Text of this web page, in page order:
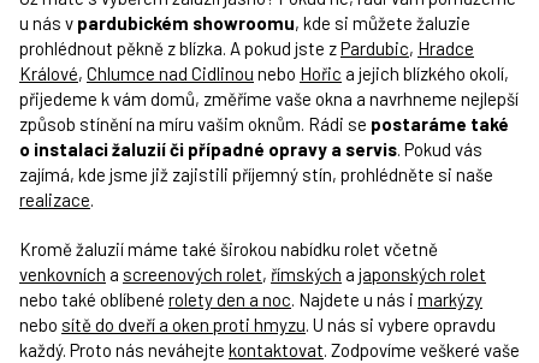
u nás v pardubickém showroomu, kde si můžete žaluzie
prohlédnout pěkně z blízka. A pokud jste zPardubic, Hradce
Králové, Chlumce nad Cidlinou nebo Hořic a jejich blízkého okolí,
přijedeme k vám domů, změříme vaše okna a navrhneme nejlepší
způsob stínění na míru vašim oknům. Rádi se postaráme také
o instalaci žaluzií či případné opravy a servis. Pokud vás
zajímá, kde jsme již zajistili příjemný stín, prohlédněte si naše
realizace.
Kromě žaluzií máme také širokou nabídku rolet včetně
venkovních a screenových rolet, římských a japonských rolet
nebo také oblíbené rolety den a noc. Najdete u nás i markýzy
nebo sítě do dveří a oken proti hmyzu. U nás si vybere opravdu
každý. Proto nás neváhejte kontaktovat. Zodpovíme veškeré vaše